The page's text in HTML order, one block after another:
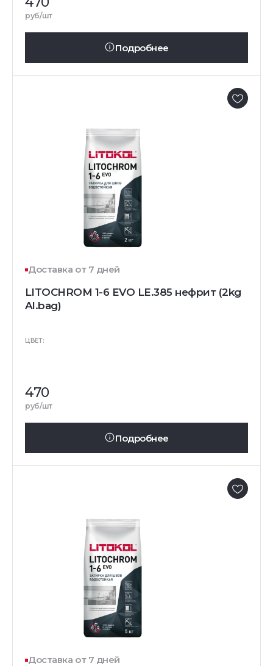
руб/шт
Подробнее
Доставка от 7 дней
LITOCHROM 1-6 EVO LE.385 нефрит (2kg
Al.bag)
ЦВЕТ:
470
руб/шт
Подробнее
Доставка от 7 дней